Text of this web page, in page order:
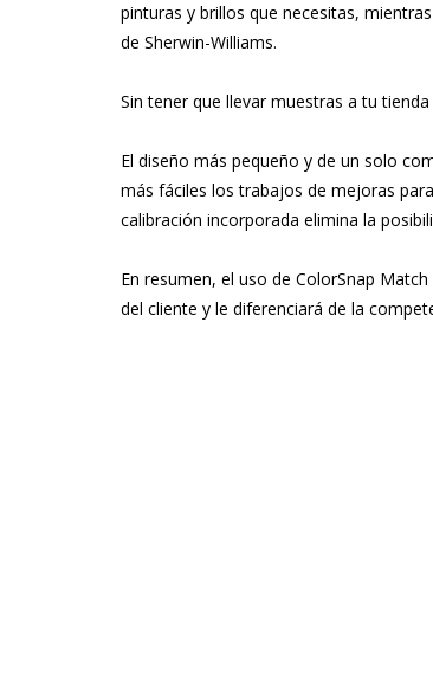
pinturas y brillos que necesitas,
de Sherwin-Williams.
Sin tener que llevar muestras a tu
El diseño más pequeño y de un solo
más fáciles los trabajos de mejoras
calibración incorporada elimina la
En resumen, el uso de ColorSnap
del cliente y le diferenciará de la